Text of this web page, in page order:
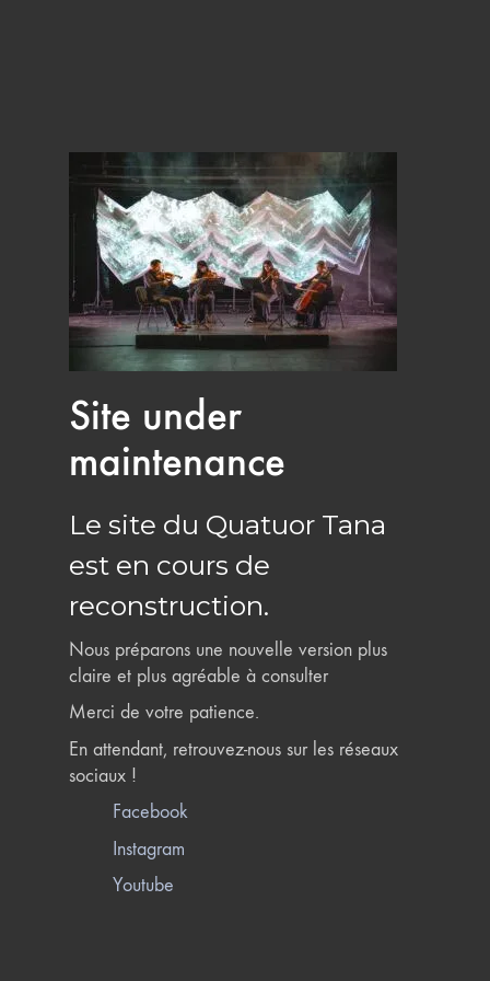
Site under
maintenance
Le site du Quatuor Tana
est en cours de
reconstruction.
Nous préparons une nouvelle version plus
claire et plus agréable à consulter
Merci de votre patience.
En attendant, retrouvez-nous sur les réseaux
sociaux !
Facebook
Instagram
Youtube